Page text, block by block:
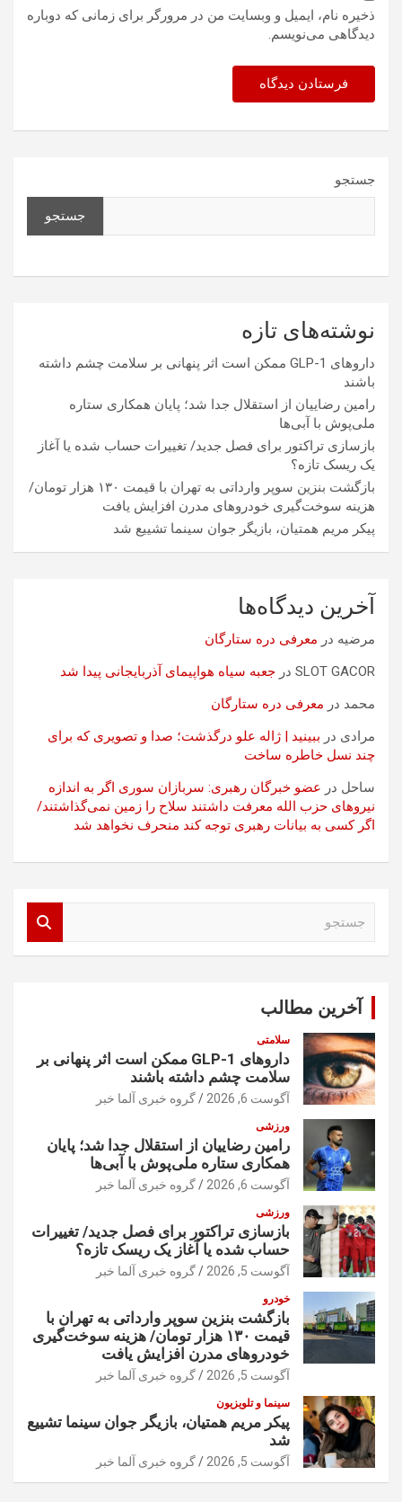
ذخیره نام، ایمیل و وبسایت من در مرورگر برای زمانی که دوباره
دیدگاهی می‌نویسم.
جستجو
جستجو
نوشته‌های تازه
داروهای GLP-1 ممکن است اثر پنهانی بر سلامت چشم داشته
باشند
رامین رضاییان از استقلال جدا شد؛ پایان همکاری ستاره
ملی‌پوش با آبی‌ها
بازسازی تراکتور برای فصل جدید/ تغییرات حساب شده یا آغاز
یک ریسک تازه؟
بازگشت بنزین سوپر وارداتی به تهران با قیمت ۱۳۰ هزار تومان/
هزینه سوخت‌گیری خودرو‌های مدرن افزایش یافت
پیکر مریم همتیان، بازیگر جوان سینما تشییع شد
آخرین دیدگاه‌ها
مرضیه در معرفی دره ستارگان
SLOT GACOR در جعبه سیاه هواپیمای آذربایجانی پیدا شد
محمد در معرفی دره ستارگان
مرادی در ببینید | ژاله علو درگذشت؛ صدا و تصویری که برای
چند نسل خاطره ساخت
ساحل در عضو خبرگان رهبری: سربازان سوری اگر به اندازه
نیروهای حزب الله معرفت داشتند سلاح را زمین نمی‌گذاشتند/
اگر کسی به بیانات رهبری توجه کند منحرف نخواهد شد
آخرین مطالب
سلامتی
داروهای GLP-1 ممکن است اثر پنهانی بر
سلامت چشم داشته باشند
آگوست 6, 2026 گروه خبری آلما خبر
ورزشی
رامین رضاییان از استقلال جدا شد؛ پایان
همکاری ستاره ملی‌پوش با آبی‌ها
آگوست 6, 2026 گروه خبری آلما خبر
ورزشی
بازسازی تراکتور برای فصل جدید/ تغییرات
حساب شده یا آغاز یک ریسک تازه؟
آگوست 5, 2026 گروه خبری آلما خبر
خودرو
بازگشت بنزین سوپر وارداتی به تهران با
قیمت ۱۳۰ هزار تومان/ هزینه سوخت‌گیری
خودرو‌های مدرن افزایش یافت
آگوست 5, 2026 گروه خبری آلما خبر
سینما و تلویزیون
پیکر مریم همتیان، بازیگر جوان سینما تشییع
شد
آگوست 5, 2026 گروه خبری آلما خبر